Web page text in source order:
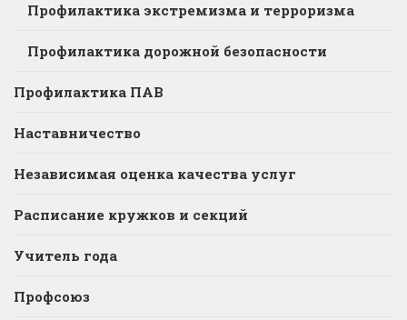
Профилактика экстремизма и терроризма
Профилактика дорожной безопасности
Профилактика ПАВ
Наставничество
Независимая оценка качества услуг
Расписание кружков и секций
Учитель года
Профсоюз